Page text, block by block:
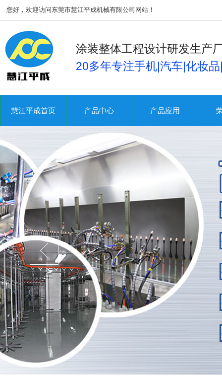
您好，欢迎访问东莞市慧江平成机械有限公司网站！
涂装整体工程设计研发生产
20多年专注手机|汽车|化妆
慧江平成首页 产品中心 产品应用